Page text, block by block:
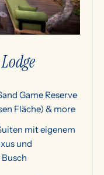
Game Reserve
Fläche) & more
mit eigenem
und